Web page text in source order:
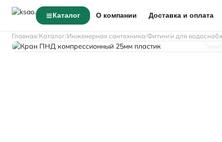
Каталог О компании Доставка и оплата
Главная Каталог Инженерная сантехника Фитинги для